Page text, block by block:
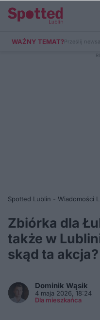
WAŻNY TEMAT?Prześlij
Spotted Lublin - Wiadomości
Zbiórka dla
także w
skąd ta akcja?
Dominik Wąsik
4 maja 2026, 18:24
Dla mieszkańca